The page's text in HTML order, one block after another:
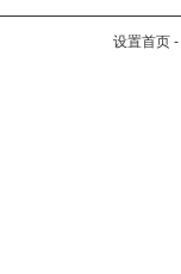
设置首页 -